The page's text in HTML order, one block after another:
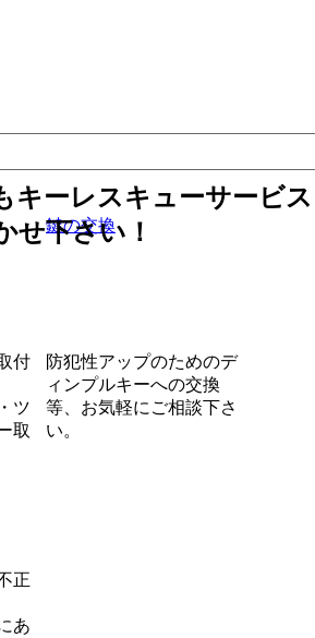
キーレスキューサービス
せ下さい！
付
ツ
取
鍵の交換
防犯性アップのためのデ
ィンプルキーへの交換
等、お気軽にご相談下さ
い。
正
あ